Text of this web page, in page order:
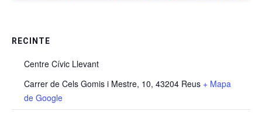
RECINTE
Centre Cívic Llevant
Carrer de Cels Gomis i Mestre, 10, 43204 Reus + Mapa
de Google